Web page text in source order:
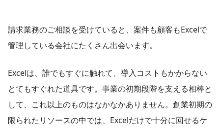
請求業務のご相談を受けていると、案件も顧客もExcelで
管理している会社にたくさん出会います。
Excelは、誰でもすぐに触れて、導入コストもかからない
とてもすぐれた道具です。事業の初期段階を支える相棒と
して、これ以上のものはなかなかありません。創業初期の
限られたリソースの中では、Excelだけで十分に回せるケ